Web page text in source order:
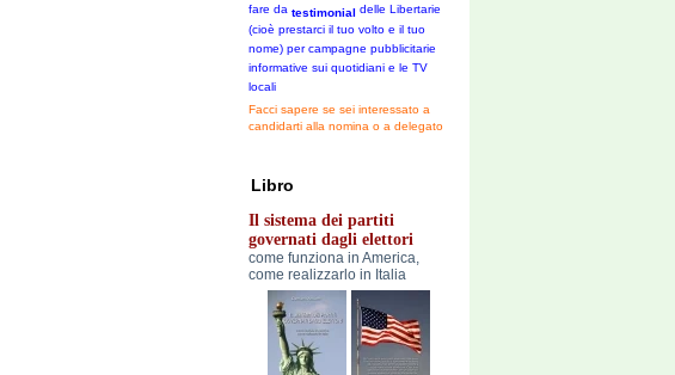
fare da testimonial delle Libertarie
(cioè prestarci il tuo volto e il tuo
nome) per campagne pubblicitarie
informative sui quotidiani e le TV
locali
Facci sapere se sei interessato a
candidarti alla nomina o a delegato
Libro
Il sistema dei partiti
governati dagli elettori
come funziona in America,
come realizzarlo in Italia